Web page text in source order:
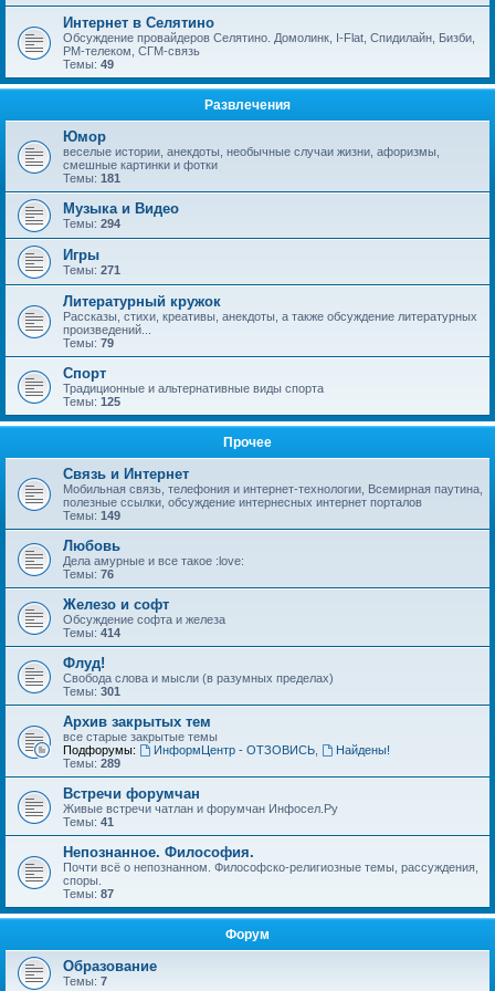
Интернет в Селятино
Обсуждение провайдеров Селятино. Домолинк, I-Flat, Спидилайн, Бизби,
РМ-телеком, СГМ-связь
Темы: 49
Развлечения
Юмор
веселые истории, анекдоты, необычные случаи жизни, афоризмы,
смешные картинки и фотки
Темы: 181
Музыка и Видео
Темы: 294
Игры
Темы: 271
Литературный кружок
Рассказы, стихи, креативы, анекдоты, а также обсуждение литературных
произведений...
Темы: 79
Спорт
Традиционные и альтернативные виды спорта
Темы: 125
Прочее
Связь и Интернет
Мобильная связь, телефония и интернет-технологии, Всемирная паутина,
полезные ссылки, обсуждение интернесных интернет порталов
Темы: 149
Любовь
Дела амурные и все такое :love:
Темы: 76
Железо и софт
Обсуждение софта и железа
Темы: 414
Флуд!
Свобода слова и мысли (в разумных пределах)
Темы: 301
Архив закрытых тем
все старые закрытые темы
Подфорумы:
ИнформЦентр - ОТЗОВИСЬ,
Найдены!
Темы: 289
Встречи форумчан
Живые встречи чатлан и форумчан Инфосел.Ру
Темы: 41
Непознанное. Философия.
Почти всё о непознанном. Философско-религиозные темы, рассуждения,
споры.
Темы: 87
Форум
Образование
Темы: 7